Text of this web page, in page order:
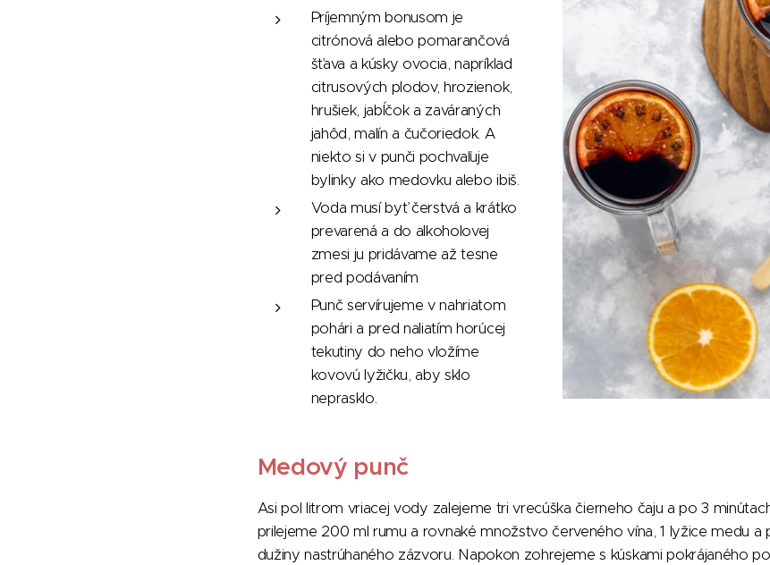
Príjemným bonusom je
citrónová alebo pomarančová
šťava a kúsky ovocia, napríklad
citrusových plodov, hrozienok,
hrušiek, jabĺčok a zaváraných
jahôd, malín a čučoriedok. A
niekto si v punči pochvaľuje
bylinky ako medovku alebo ibiš.
Voda musí byť čerstvá a krátko
prevarená a do alkoholovej
zmesi ju pridávame až tesne
pred podávaním
Punč servírujeme v nahriatom
pohári a pred naliatím horúcej
tekutiny do neho vložíme
kovovú lyžičku, aby sklo
neprasklo.
Medový punč
Asi pol litrom vriacej vody zalejeme tri vrecúška čierneho čaju a po 3
prilejeme 200 ml rumu a rovnaké množstvo červeného vína, 1 lyžice medu a
dužiny nastrúhaného zázvoru. Napokon zohrejeme s kúskami pokrájaného